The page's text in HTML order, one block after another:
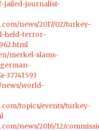
jailed-journalist-
news/2017/02/turkey-
held-terror-
merkel-slams-
37741593
world-
topics/events/turkey-
news/2016/12/